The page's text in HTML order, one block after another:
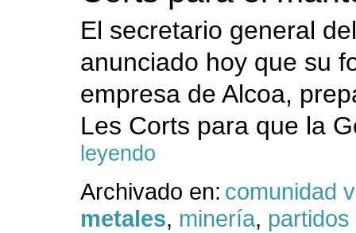
El secretario general
anunciado hoy que su
empresa de Alcoa,
Les Corts para que la
leyendo
Archivado en: comunidad
metales, minería,